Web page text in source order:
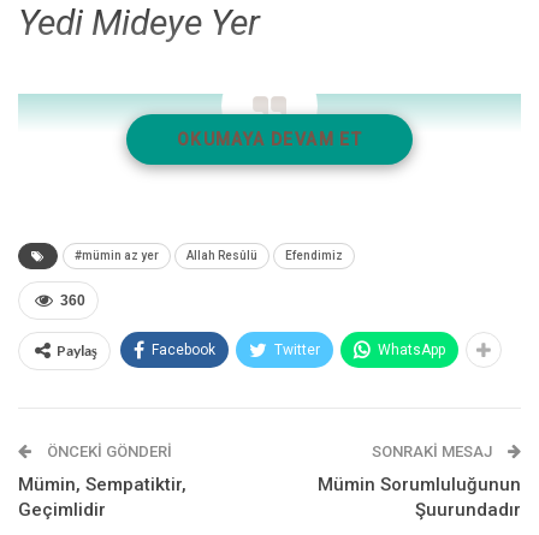
Yedi Mideye Yer
Mümin, bir mideye yer, kafir ise yedi mideye yer.”
Bu konuda: “Mümin, bir mideye içer, kafir ise yedi mideye içer”2
şeklinde farklı bir rivayet daha vardır.
Onun idealleri ve hedefleri vardır. Kâinatın yaratıcısı, insanı, bir
bitince onu ahiret denen yere, yani asıl evine (baki diyara)
çağıracaktır. Dolayısıyla mümin, önceliklerini iyi tespit etmelidir.
OKUMAYA DEVAM ET
#mümin az yer Allah Resûlü Efendimiz
360
Paylaş Facebook Twitter WhatsApp
ÖNCEKI GÖNDERI
Mümin, Sempatiktir,
Geçimlidir
SONRAKI MESAJ
Mümin Sorumluluğunun
Şuurundadır